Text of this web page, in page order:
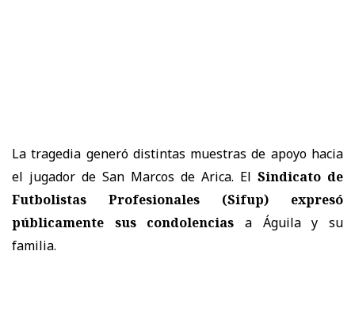
La tragedia generó distintas muestras de apoyo hacia
el jugador de San Marcos de Arica. El Sindicato de
Futbolistas Profesionales (Sifup) expresó
públicamente sus condolencias a Águila y su
familia.